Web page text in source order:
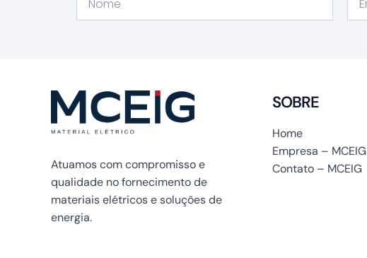
Atuamos com compromisso e
qualidade no fornecimento de
materiais elétricos e soluções de
energia.
SOBRE
Home
Empresa – MCEIG
Contato – MCEIG